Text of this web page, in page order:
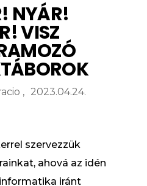
NYÁR!
VISZ
2023.04.24.
szervezzük
ahová az idén
iránt